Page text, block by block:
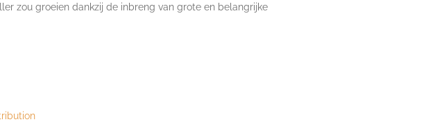
zou groeien dankzij de inbreng van grote en belangrijke